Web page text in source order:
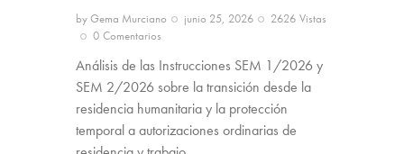
byGema Murciano junio 25, 2026 2626 Vistas
0 Comentarios
Análisis de las Instrucciones SEM 1/2026 y
SEM 2/2026 sobre la transición desde la
residencia humanitaria y la protección
temporal a autorizaciones ordinarias de